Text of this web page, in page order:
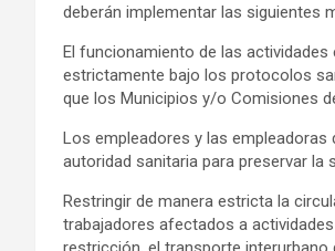
deberán implementar las siguientes
El funcionamiento de las
estrictamente bajo los protocolos
que los Municipios y/o Comisiones
Los empleadores y las empleadoras
autoridad sanitaria para preservar la
Restringir de manera estricta la
trabajadores afectados a